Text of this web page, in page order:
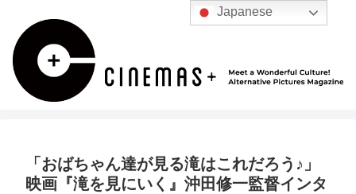
「おばちゃん達が見る滝はこれだろう♪」
映画『滝を見にいく』沖田修一監督インタ
Japanese